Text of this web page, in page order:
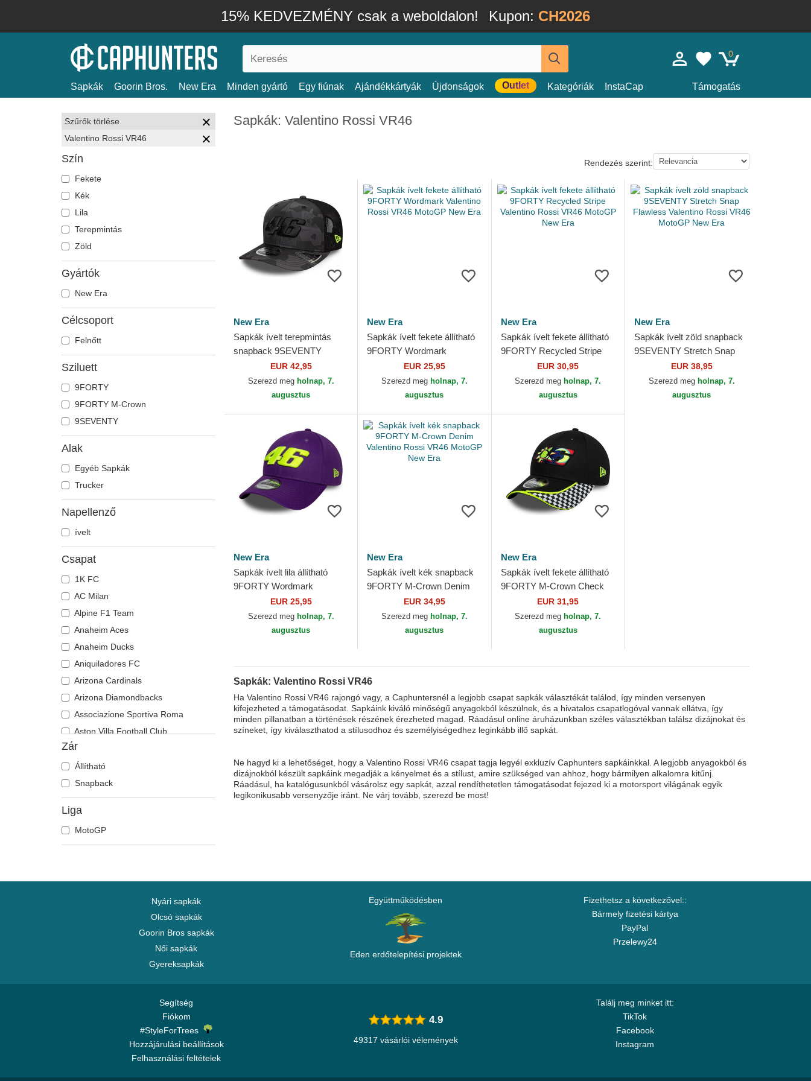
15% KEDVEZMÉNY csak a weboldalon! Kupon: CH2026
0
Sapkák Goorin Bros. New Era Minden gyártó Egy fiúnak Ajándékkártyák Újdonságok Outlet Kategóriák InstaCap Támogatás
Szűrők törlése
Valentino Rossi VR46
Szín
Fekete
Kék
Lila
Terepmintás
Zöld
Gyártók
New Era
Célcsoport
Felnőtt
Sziluett
9FORTY
9FORTY M-Crown
9SEVENTY
Alak
Egyéb Sapkák
Trucker
Napellenző
ívelt
Csapat
1K FC
AC Milan
Alpine F1 Team
Anaheim Aces
Anaheim Ducks
Aniquiladores FC
Arizona Cardinals
Arizona Diamondbacks
Associazione Sportiva Roma
Aston Villa Football Club
Atlanta Braves
Atlanta Falcons
Atlanta Hawks
Boston Bruins
Boston Celtics
Boston Red Sox
Charlotte Hornets
Chelsea Football Club
Chicago Blackhawks
Cleveland Browns
Zár
Állítható
Snapback
Liga
MotoGP
Sapkák: Valentino Rossi VR46
Rendezés szerint:
New Era
Sapkák ívelt terepmintás
snapback 9SEVENTY
Stretch Snap Valentino Rossi
VR46 MotoGP New Era
EUR 42,95
Szerezd meg holnap, 7.
augusztus
New Era
Sapkák ívelt fekete állítható
9FORTY Wordmark
Valentino Rossi VR46
MotoGP New Era
EUR 25,95
Szerezd meg holnap, 7.
augusztus
New Era
Sapkák ívelt fekete állítható
9FORTY Recycled Stripe
Valentino Rossi VR46
MotoGP New Era
EUR 30,95
Szerezd meg holnap, 7.
augusztus
New Era
Sapkák ívelt zöld snapback
9SEVENTY Stretch Snap
Flawless Valentino Rossi
VR46 MotoGP New Era
EUR 38,95
Szerezd meg holnap, 7.
augusztus
New Era
Sapkák ívelt lila állítható
9FORTY Wordmark
Valentino Rossi VR46
MotoGP New Era
EUR 25,95
Szerezd meg holnap, 7.
augusztus
New Era
Sapkák ívelt kék snapback
9FORTY M-Crown Denim
Valentino Rossi VR46
MotoGP New Era
EUR 34,95
Szerezd meg holnap, 7.
augusztus
New Era
Sapkák ívelt fekete állítható
9FORTY M-Crown Check
Valentino Rossi VR46
MotoGP New Era
EUR 31,95
Szerezd meg holnap, 7.
augusztus
Sapkák: Valentino Rossi VR46
Ha Valentino Rossi VR46 rajongó vagy, a Caphuntersnél a legjobb csapat sapkák választékát találod, így minden versenyen
kifejezheted a támogatásodat. Sapkáink kiváló minőségű anyagokból készülnek, és a hivatalos csapatlogóval vannak ellátva, így
minden pillanatban a történések részének érezheted magad. Ráadásul online áruházunkban széles választékban találsz dizájnokat és
színeket, így kiválaszthatod a stílusodhoz és személyiségedhez leginkább illő sapkát.
Ne hagyd ki a lehetőséget, hogy a Valentino Rossi VR46 csapat tagja legyél exkluzív Caphunters sapkáinkkal. A legjobb anyagokból és
dizájnokból készült sapkáink megadják a kényelmet és a stílust, amire szükséged van ahhoz, hogy bármilyen alkalomra kitűnj.
Ráadásul, ha katalógusunkból vásárolsz egy sapkát, azzal rendíthetetlen támogatásodat fejezed ki a motorsport világának egyik
legikonikusabb versenyzője iránt. Ne várj tovább, szerezd be most!
Nyári sapkák
Olcsó sapkák
Goorin Bros sapkák
Női sapkák
Gyereksapkák
Együttműködésben
Eden erdőtelepítési projektek
Fizethetsz a következővel::
Bármely fizetési kártya
PayPal
Przelewy24
Segítség
Fiókom
#StyleForTrees
Hozzájárulási beállítások
Felhasználási feltételek
Találj meg minket itt:
TikTok
Facebook
Instagram
4.9
49317 vásárlói vélemények